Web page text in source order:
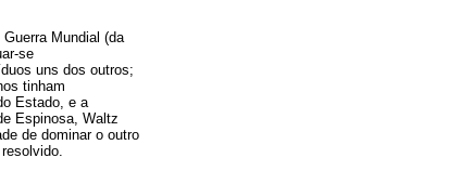
Mundial (da
se
uns dos outros;
tinham
Estado, e a
Espinosa, Waltz
de dominar o outro